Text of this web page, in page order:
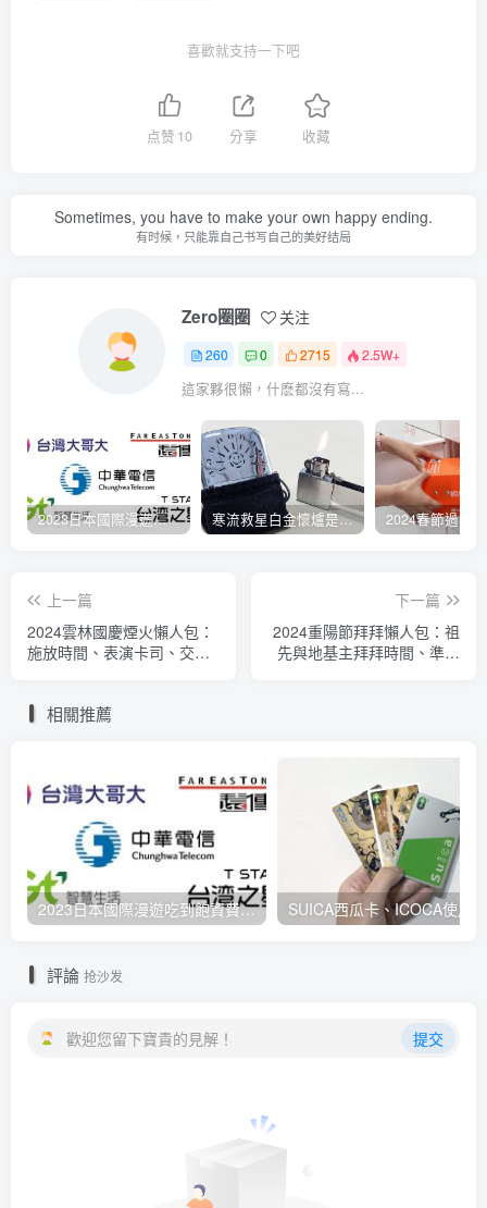
喜歡就支持一下吧
点赞 10 分享 收藏
Sometimes, you have to make your own happy ending.
有时候，只能靠自己书写自己的美好结局
Zero圈圈 关注
260 0 2715 2.5W+
這家夥很懶，什麽都沒有寫...
2023日本國際漫遊吃到飽資費懶人包：中華電信、遠傳電信、台灣大哥大、台灣之星、亞太電信 寒流救星白金懷爐是什麼？運作原理解析、相比電暖蛋有哪些優缺點？懷爐挑選方法介紹
上一篇
2024雲林國慶煙火懶人包：
施放時間、表演卡司、交通
下一篇
2024重陽節拜拜懶人包：祖
先與地基主拜拜時間、準備
相關推薦
2023日本國際漫遊吃到飽資費懶人包：中華電信、遠傳電信、台灣大哥大、台灣之星、亞太電信
評論 抢沙发
歡迎您留下寶貴的見解！ 提交